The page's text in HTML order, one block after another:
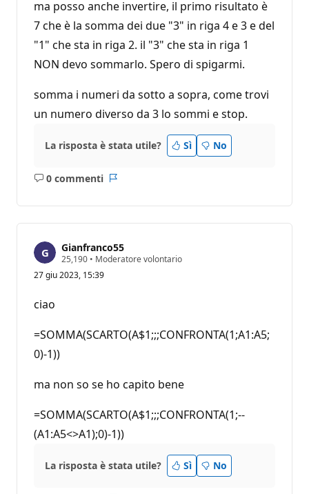
ma posso anche invertire, il primo risultato è
7 che è la somma dei due "3" in riga 4 e 3 e del
"1" che sta in riga 2. il "3" che sta in riga 1
NON devo sommarlo. Spero di spigarmi.
somma i numeri da sotto a sopra, come trovi
un numero diverso da 3 lo sommi e stop.
La risposta è stata utile? Sì No
0 commenti
Nessun
Gianfranco55
25,190 P
n
r
e
a
o
e
• Moderatore volontario
27 giu 2023, 15:39
ciao
=SOMMA(SCARTO(A$1;;;CONFRONTA(1;A1:A5;
0)-1))
ma non so se ho capito bene
=SOMMA(SCARTO(A$1;;;CONFRONTA(1;--
(A1:A5<>A1);0)-1))
La risposta è stata utile? Sì No